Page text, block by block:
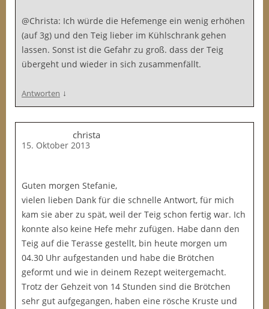
@Christa: Ich würde die Hefemenge ein wenig erhöhen
(auf 3g) und den Teig lieber im Kühlschrank gehen
lassen. Sonst ist die Gefahr zu groß. dass der Teig
übergeht und wieder in sich zusammenfällt.
Antworten ↓
christa
15. Oktober 2013
Guten morgen Stefanie,
vielen lieben Dank für die schnelle Antwort, für mich
kam sie aber zu spät, weil der Teig schon fertig war. Ich
konnte also keine Hefe mehr zufügen. Habe dann den
Teig auf die Terasse gestellt, bin heute morgen um
04.30 Uhr aufgestanden und habe die Brötchen
geformt und wie in deinem Rezept weitergemacht.
Trotz der Gehzeit von 14 Stunden sind die Brötchen
sehr gut aufgegangen, haben eine rösche Kruste und